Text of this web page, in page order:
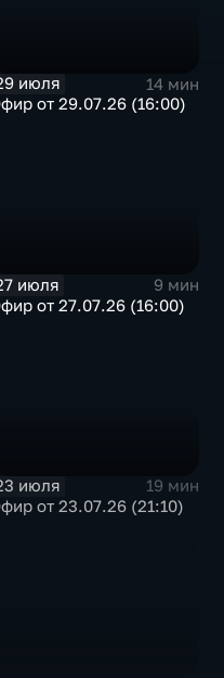
июля
14 мин
от 29.07.26 (16:00)
июля
9 мин
от 27.07.26 (16:00)
июля
19 мин
от 23.07.26 (21:10)